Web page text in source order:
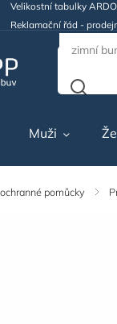
Velikostní tabulky
Reklamační řád -
Muži
pomůcky /